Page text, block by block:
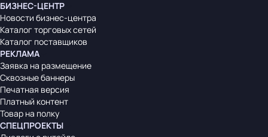
БИЗНЕС-ЦЕНТР
Новости бизнес-центра
Каталог торговых сетей
Каталог поставщиков
РЕКЛАМА
Заявка на размещение
Сквозные баннеры
Печатная версия
Платный контент
Товар на полку
СПЕЦПРОЕКТЫ